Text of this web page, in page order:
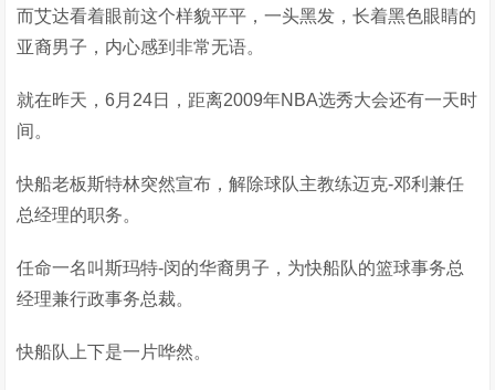
而艾达看着眼前这个样貌平平，一头黑发，长着黑色眼睛的
亚裔男子，内心感到非常无语。
就在昨天，6月24日，距离2009年NBA选秀大会还有一天时
间。
快船老板斯特林突然宣布，解除球队主教练迈克-邓利兼任
总经理的职务。
任命一名叫斯玛特-闵的华裔男子，为快船队的篮球事务总
经理兼行政事务总裁。
快船队上下是一片哗然。